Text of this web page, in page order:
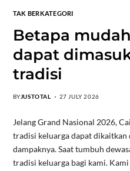
TAK BERKATEGORI
Betapa
dapat
tradisi
BY JUSTOTAL 27 JULY 2026
Jelang Grand Nasional 2026,
tradisi keluarga dapat dikaitkan
dampaknya. Saat tumbuh
tradisi keluarga bagi kami.